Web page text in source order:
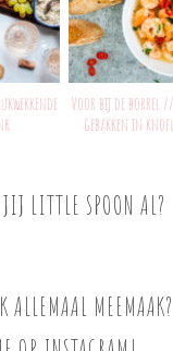
Voor bij de borrel
gebakken in
LITTLE SPOON AL?